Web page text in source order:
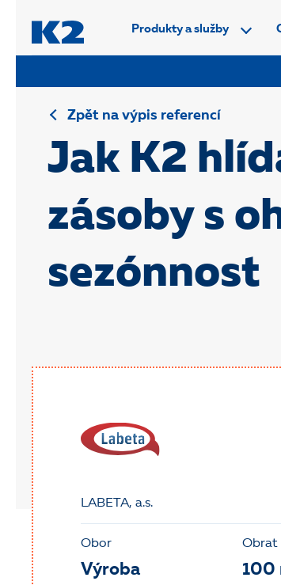
Produkty a služby
Zpět na výpis referencí
Jak K2
zásoby s
sezónnost
LABETA, a.s.
Obor
Výroba
Obrat
100